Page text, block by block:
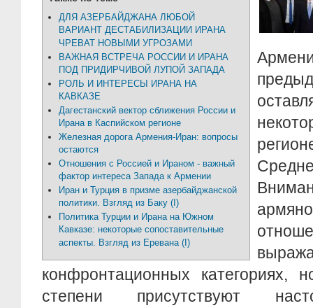
ДЛЯ АЗЕРБАЙДЖАНА ЛЮБОЙ
ВАРИАНТ ДЕСТАБИЛИЗАЦИИ ИРАНА
ЧРЕВАТ НОВЫМИ УГРОЗАМИ
ВАЖНАЯ ВСТРЕЧА РОССИИ И ИРАНА
ПОД ПРИДИРЧИВОЙ ЛУПОЙ ЗАПАДА
РОЛЬ И ИНТЕРЕСЫ ИРАНА НА
КАВКАЗЕ
Дагестанский вектор сближения России и
Ирана в Каспийском регионе
Железная дорога Армения-Иран: вопросы
остаются
Отношения с Россией и Ираном - важный
фактор интереса Запада к Армении
Иран и Турция в призме азербайджанской
политики. Взгляд из Баку (I)
Политика Турции и Ирана на Южном
Кавказе: некоторые сопоставительные
аспекты. Взгляд из Еревана (I)
конфронтационных
степени присутствуют